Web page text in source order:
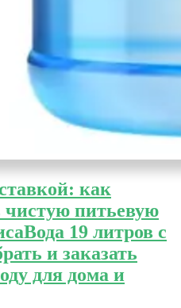
как
чистую питьевую
Вода 19 литров с
и заказать
для дома и